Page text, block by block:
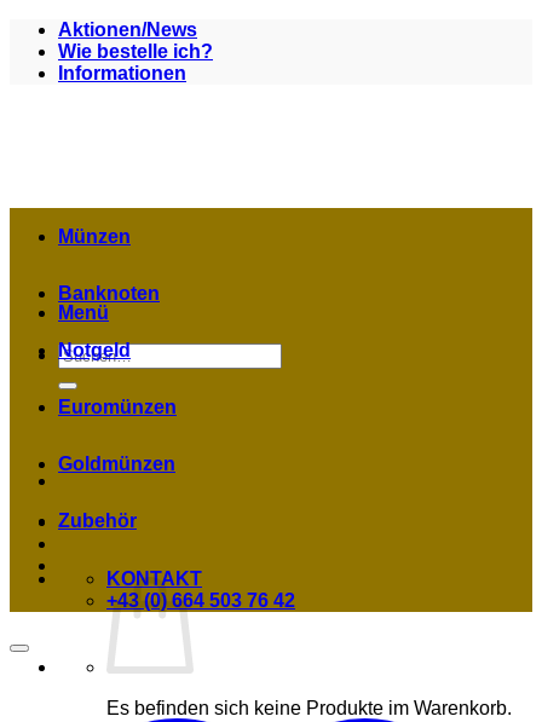
Zum
Inhalt
springen
Aktionen/News
Wie bestelle ich?
Informationen
Menü
Suchen
nach:
Es befinden sich keine Produkte im Warenkorb.
Münzen
Banknoten
Notgeld
Euromünzen
Goldmünzen
Zubehör
KONTAKT
+43 (0) 664 503 76 42